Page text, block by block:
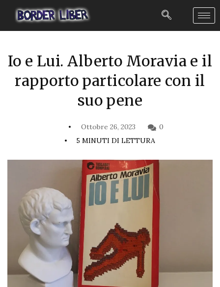
Io e Lui. Alberto Moravia e il
rapporto particolare con il
suo pene
Ottobre 26, 2023
0
5 MINUTI DI LETTURA